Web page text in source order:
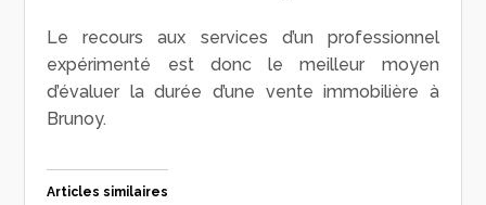
Le recours aux services d’un professionnel
expérimenté est donc le meilleur moyen
d’évaluer la durée d’une vente immobilière à
Brunoy.
Articles similaires